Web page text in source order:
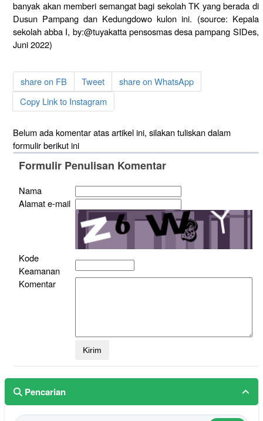
banyak akan memberi semangat bagi sekolah TK yang berada di
Dusun Pampang dan Kedungdowo kulon ini. (source: Kepala
sekolah abba I, by:@tuyakatta pensosmas desa pampang SIDes,
Juni 2022)
share on FB Tweet
share on WhatsApp
Copy Link to Instagram
Belum ada komentar atas artikel ini, silakan tuliskan dalam
formulir berikut ini
Formulir Penulisan Komentar
Nama
Alamat e-mail
Kode
Keamanan
Komentar
Pencarian